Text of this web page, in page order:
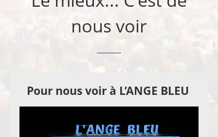
nous voir
Pour nous voir à L’ANGE BLEU